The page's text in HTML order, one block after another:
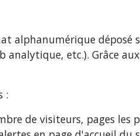
alphanumérique déposé
analytique, etc.). Grâce
:
de visiteurs, pages les